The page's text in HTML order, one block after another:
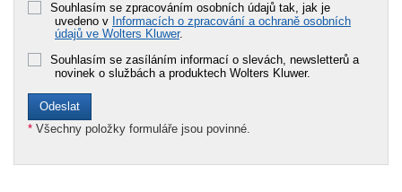
Souhlasím se zpracováním osobních údajů tak, jak je
uvedeno v Informacích o zpracování a ochraně osobních
údajů ve Wolters Kluwer.
Souhlasím se zasíláním informací o slevách, newsletterů a
novinek o službách a produktech Wolters Kluwer.
* Všechny položky formuláře jsou povinné.